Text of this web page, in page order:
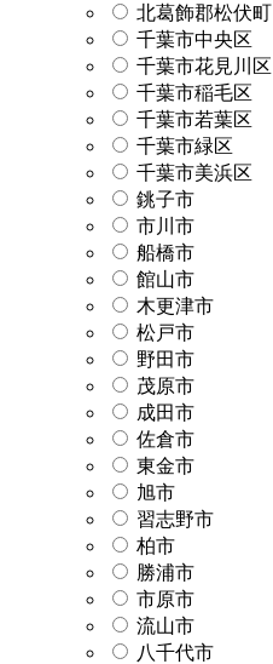
北葛飾郡松伏町
千葉市中央区
千葉市花見川区
千葉市稲毛区
千葉市若葉区
千葉市緑区
千葉市美浜区
銚子市
市川市
船橋市
館山市
木更津市
松戸市
野田市
茂原市
成田市
佐倉市
東金市
旭市
習志野市
柏市
勝浦市
市原市
流山市
八千代市